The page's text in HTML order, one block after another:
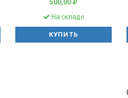
500,00 ₽
На складе
КУПИТЬ